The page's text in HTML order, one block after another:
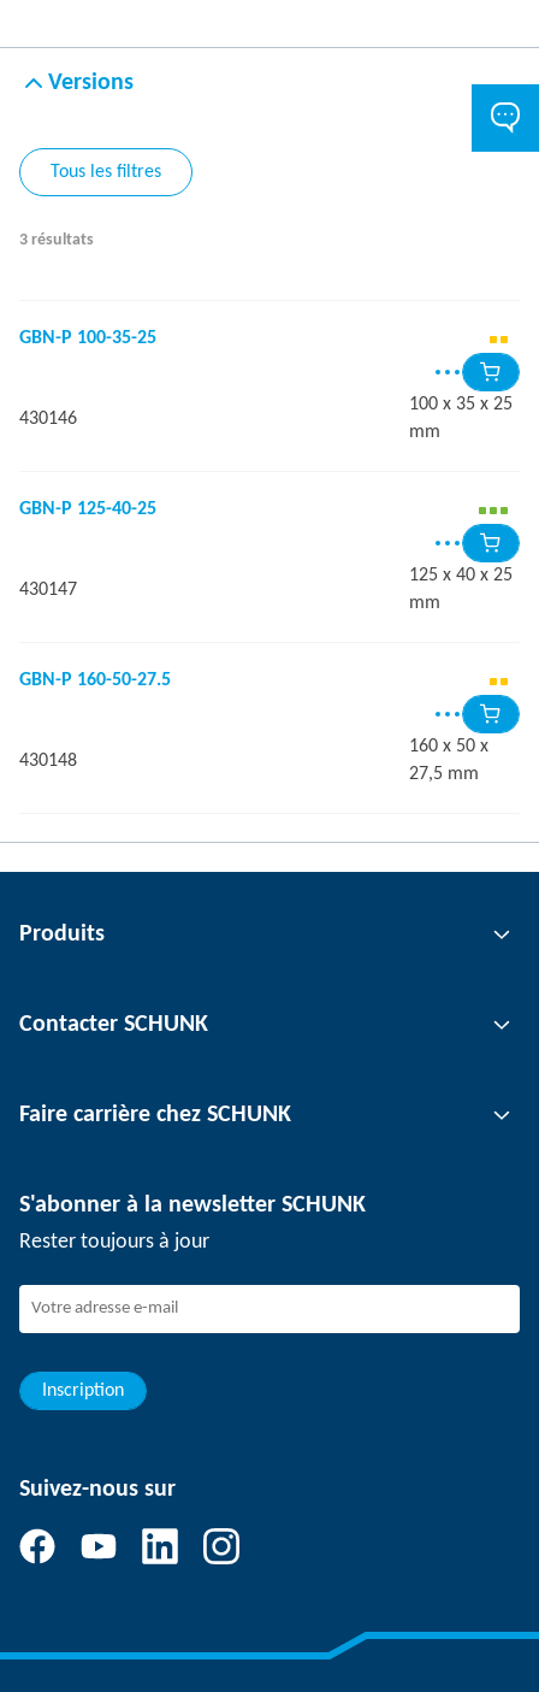
Versions
Tous les filtres
3 résultats
GBN-P 100-35-25
430146
100 x 35 x 25
mm
GBN-P 125-40-25
430147
125 x 40 x 25
mm
GBN-P 160-50-27.5
430148
160 x 50 x
27,5 mm
Produits
Technologie d'automatisation
Technologie de serrage de pièce
Contacter SCHUNK
Sites
Événements
Dispositif de signalement SCHUNK
Faire carrière chez SCHUNK
Travailler chez SCHUNK
Jeunes professionnels
Elèves
S'abonner à la newsletter SCHUNK
Rester toujours à jour
Inscription
Suivez-nous sur